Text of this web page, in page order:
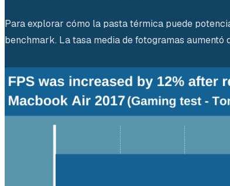
Para explorar cómo la pasta térmica puede
benchmark. La tasa media de fotogramas